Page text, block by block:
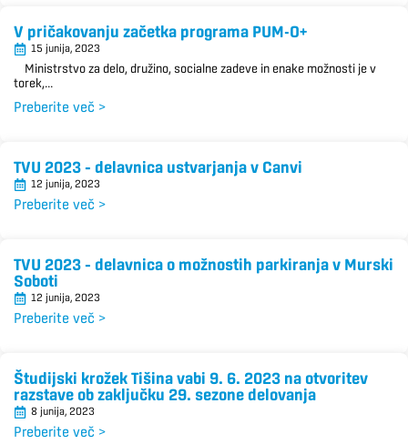
V pričakovanju začetka programa PUM-O+
15 junija, 2023
Ministrstvo za delo, družino, socialne zadeve in enake možnosti je v
torek,...
Preberite več >
TVU 2023 – delavnica ustvarjanja v Canvi
12 junija, 2023
Preberite več >
TVU 2023 – delavnica o možnostih parkiranja v Murski
Soboti
12 junija, 2023
Preberite več >
Študijski krožek Tišina vabi 9. 6. 2023 na otvoritev
razstave ob zaključku 29. sezone delovanja
8 junija, 2023
Preberite več >